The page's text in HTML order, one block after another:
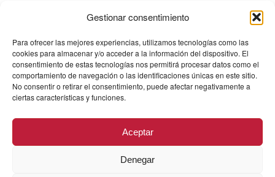
Gestionar consentimiento
Para ofrecer las mejores experiencias, utilizamos tecnologías como las
cookies para almacenar y/o acceder a la información del dispositivo. El
consentimiento de estas tecnologías nos permitirá procesar datos como el
comportamiento de navegación o las identificaciones únicas en este sitio.
No consentir o retirar el consentimiento, puede afectar negativamente a
ciertas características y funciones.
Aceptar
Denegar